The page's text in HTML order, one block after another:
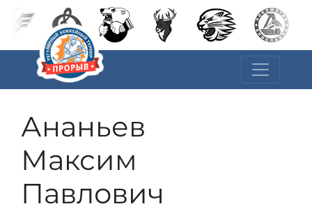
Ананьев
Максим
Павлович